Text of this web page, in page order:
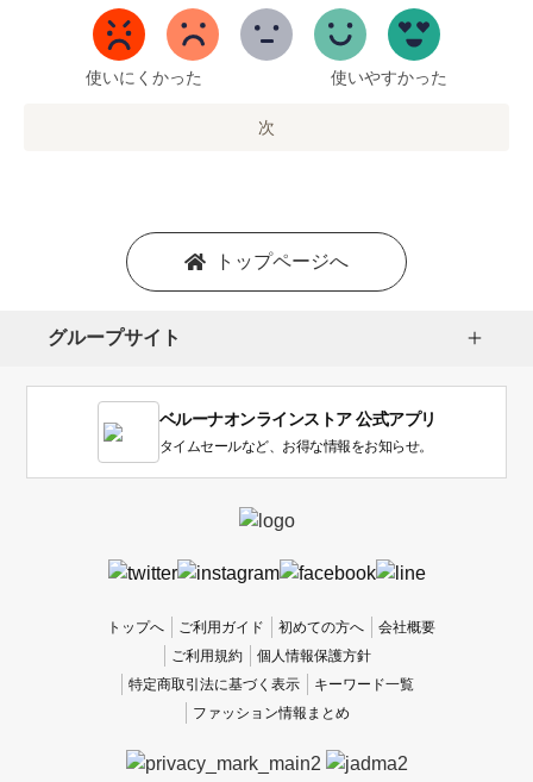
い
使いにくかった 使いやすかった
次
トップページへ
グループサイト
ベルーナオンラインストア 公式アプリ
タイムセールなど、お得な情報をお知らせ。
トップへ ご利用ガイド 初めての方へ
会社概要
ご利用規約
個人情報保護方針
特定商取引法に基づく表示
キーワード一覧
ファッション情報まとめ